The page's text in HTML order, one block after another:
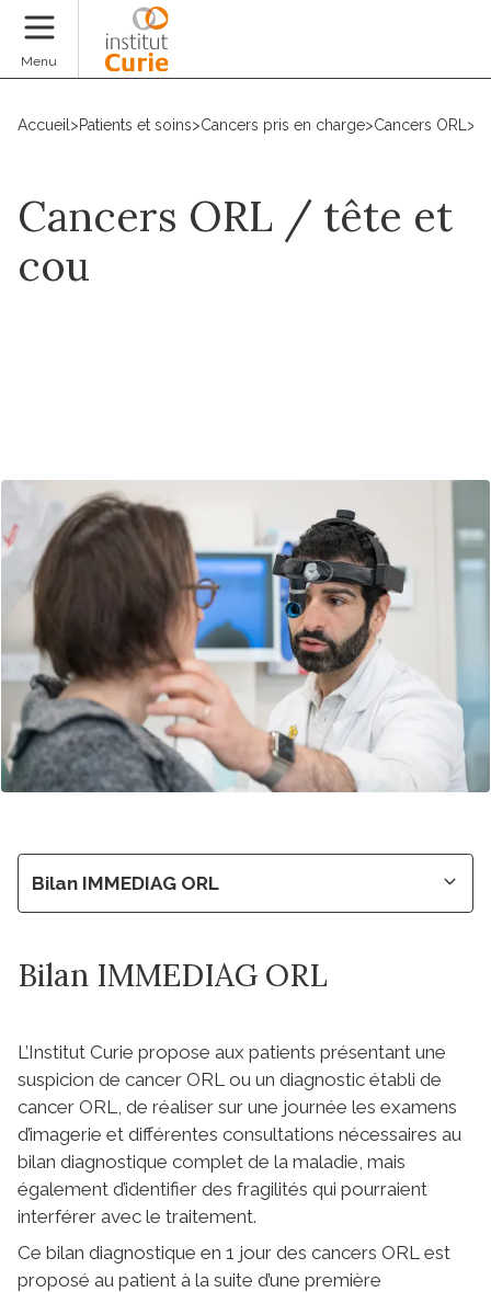
Menu
Accueil >Patients et soins>Cancers pris en charge>Cancers ORL >
Cancers ORL / tête et
cou
Bilan IMMEDIAG ORL
Bilan IMMEDIAG ORL
L’Institut Curie propose aux patients présentant une
suspicion de cancer ORL ou un diagnostic établi de
cancer ORL, de réaliser sur une journée les examens
d’imagerie et différentes consultations nécessaires au
bilan diagnostique complet de la maladie, mais
également d’identifier des fragilités qui pourraient
interférer avec le traitement.
Ce bilan diagnostique en 1 jour des cancers ORL est
proposé au patient à la suite d’une première